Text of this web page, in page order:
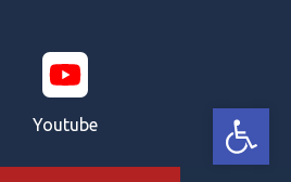
Otwórz pasek narzędzi
Youtube